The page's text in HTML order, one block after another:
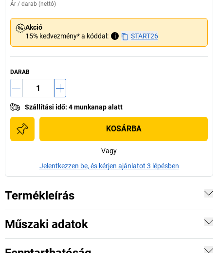
Ár / darab (nettó)
Akció
15% kedvezmény* a kóddal:
i START26
DARAB
Szállítási idő: 4 munkanap alatt
KOSÁRBA
Vagy
Jelentkezzen be, és kérjen ajánlatot 3 lépésben
Termékleírás
Műszaki adatok